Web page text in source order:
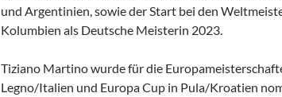
und Argentinien, sowie der Start bei den
Kolumbien als Deutsche Meisterin 2023.
Tiziano Martino wurde für die
Legno/Italien und Europa Cup in Pula/Kroatien